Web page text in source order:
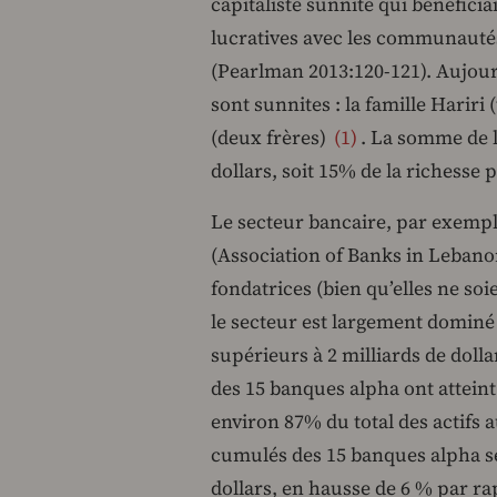
lucratives avec les
(Pearlman 2013:120-121).
sont sunnites : la famille Hariri
(deux frères)
1 . La somme
dollars, soit 15% de la richesse
Le secteur bancaire, par
(Association of Banks in
fondatrices (bien qu’elles ne
le secteur est largement
supérieurs à 2 milliards de
des 15 banques alpha ont
environ 87% du total des actifs
cumulés des 15 banques alpha
dollars, en hausse de 6 % par